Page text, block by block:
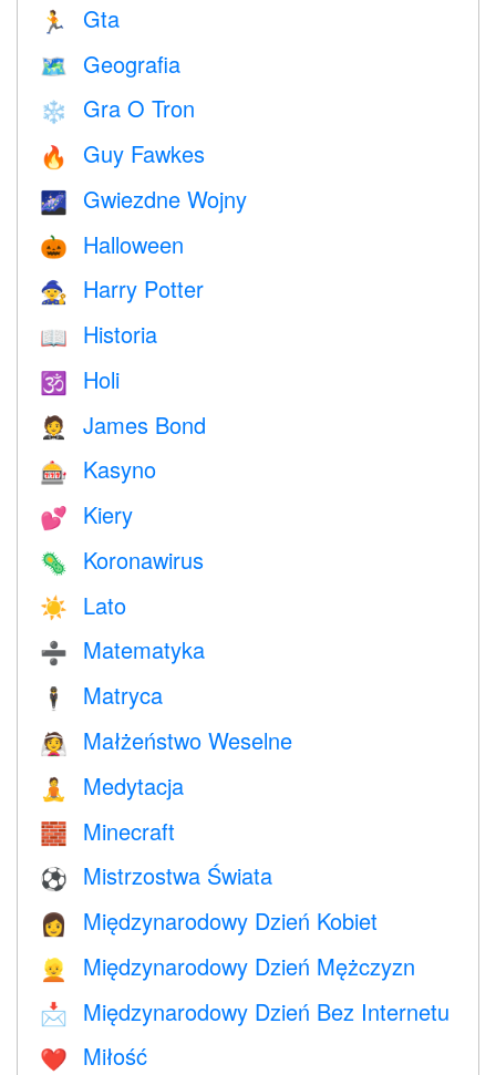
🏃 Gta
🗺 Geografia
❄️ Gra O Tron
🔥 Guy Fawkes
🌌 Gwiezdne Wojny
🎃 Halloween
🧙 Harry Potter
📖 Historia
🕉 Holi
🤵 James Bond
🎰 Kasyno
💕 Kiery
🦠 Koronawirus
☀️ Lato
➗ Matematyka
🕴️ Matryca
👰 Małżeństwo Weselne
🧘 Medytacja
🧱 Minecraft
⚽ Mistrzostwa Świata
👩 Międzynarodowy Dzień Kobiet
👱 Międzynarodowy Dzień Mężczyzn
📩 Międzynarodowy Dzień Bez Internetu
❤️️ Miłość